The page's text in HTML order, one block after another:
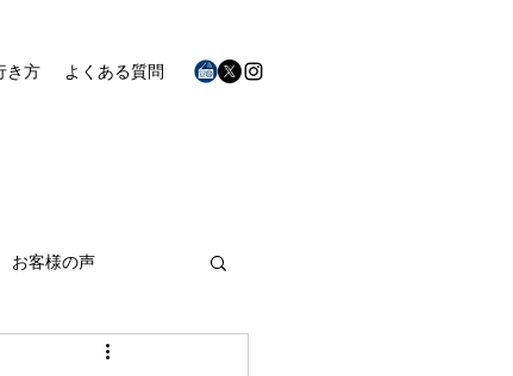
き方 よくある質問
お客様の声